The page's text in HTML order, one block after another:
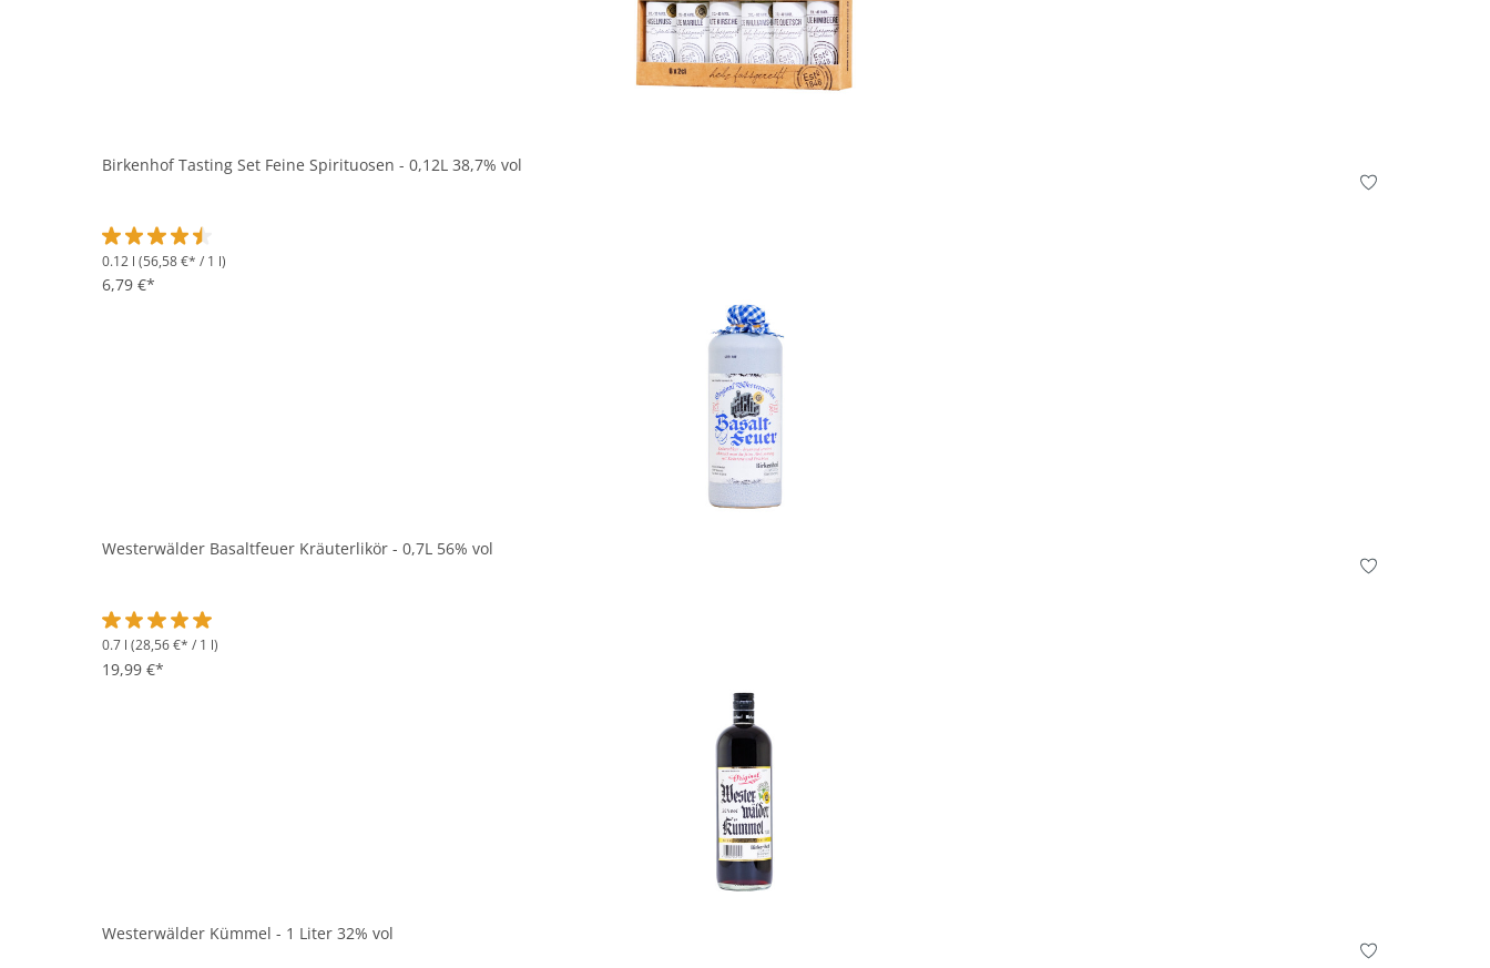
Birkenhof Tasting Set Feine Spirituosen - 0,12L 38,7% vol
Durchschnittliche Bewertung von 4.4 von 5 Sternen
0.12 l (56,58 €* / 1 l)
6,79 €*
Westerwälder Basaltfeuer Kräuterlikör - 0,7L 56% vol
Durchschnittliche Bewertung von 5 von 5 Sternen
0.7 l (28,56 €* / 1 l)
19,99 €*
In den Korb
Westerwälder Kümmel - 1 Liter 32% vol
In den Korb